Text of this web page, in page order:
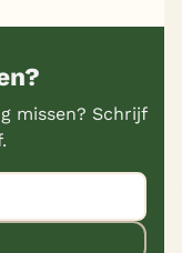
missen? Schrijf